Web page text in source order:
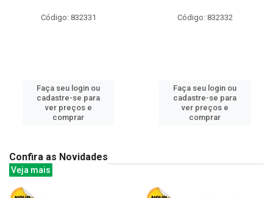
Código: 832331
Faça seu login ou
cadastre-se para
ver preços e
comprar
Código: 832332
Faça seu login ou
cadastre-se para
ver preços e
comprar
Confira as Novidades
Veja mais